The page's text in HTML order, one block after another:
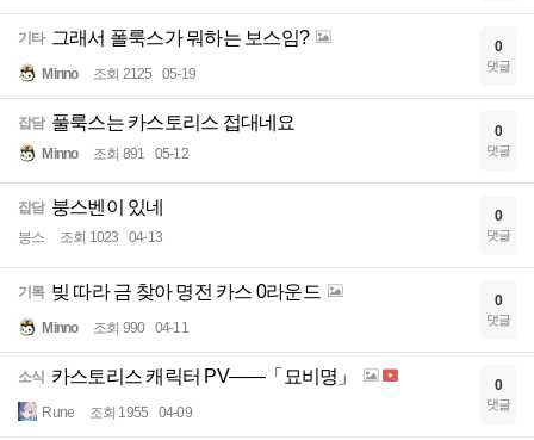
기타 그래서 폴룩스가 뭐하는 보스임?
Minno 조회 2125 05-19
0
댓글
잡담 풀룩스는 카스토리스 접대네요
Minno 조회 891 05-12
0
댓글
잡담 붕스벤이 있네
붕스 조회 1023 04-13
0
댓글
기록 빚 따라 금 찾아 명전 카스 0라운드
Minno 조회 990 04-11
0
댓글
소식 카스토리스 캐릭터 PV——「묘비명」
Rune 조회 1955 04-09
0
댓글